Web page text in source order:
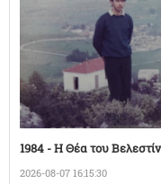
1984 - Η Θέα του
2026-08-07 16:15:30